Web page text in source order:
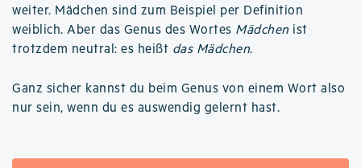
weiter. Mädchen sind zum Beispiel per Definition
weiblich. Aber das Genus des Wortes Mädchen ist
trotzdem neutral: es heißt das Mädchen.
Ganz sicher kannst du beim Genus von einem Wort also
nur sein, wenn du es auswendig gelernt hast.